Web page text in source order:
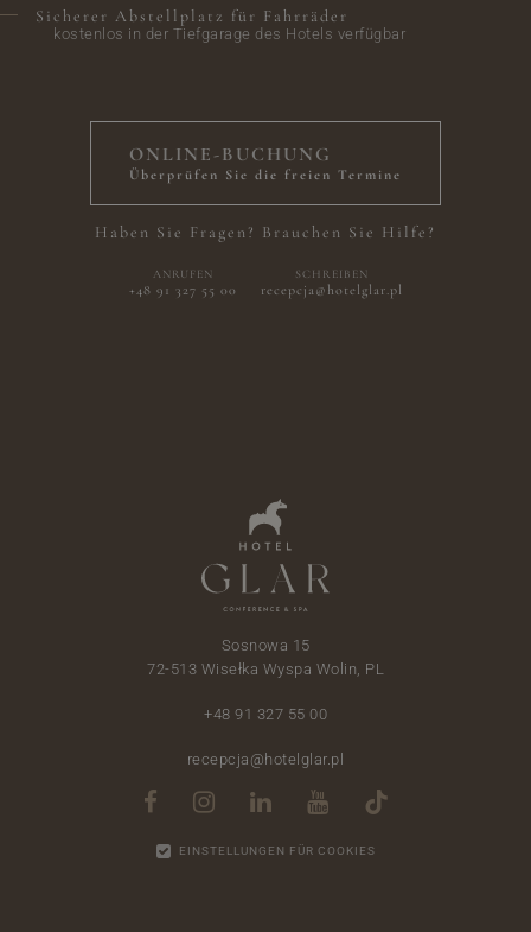
Sicherer Abstellplatz für Fahrräder
kostenlos in der Tiefgarage des Hotels verfügbar
ONLINE-BUCHUNG
Überprüfen Sie die freien Termine
Haben Sie Fragen? Brauchen Sie Hilfe?
ANRUFEN
+48 91 327 55 00
SCHREIBEN
recepcja@hotelglar.pl
Sosnowa 15
72-513 Wisełka Wyspa Wolin, PL
+48 91 327 55 00
recepcja@hotelglar.pl
EINSTELLUNGEN FÜR COOKIES